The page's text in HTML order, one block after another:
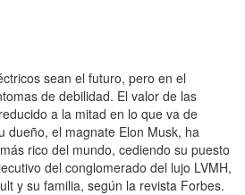
sean el futuro, pero en el
de debilidad. El valor de las
a la mitad en lo que va de
dueño, el magnate Elon Musk, ha
rico del mundo, cediendo su puesto
del conglomerado del lujo LVMH,
y su familia, según la revista Forbes.